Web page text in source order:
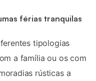
férias tranquilas
tipologias
a família ou os com
rústicas a